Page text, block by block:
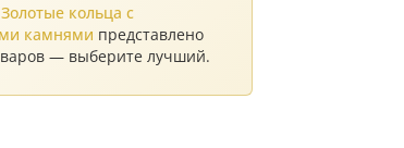
Золотые кольца с
камнями представлено
— выберите лучший.